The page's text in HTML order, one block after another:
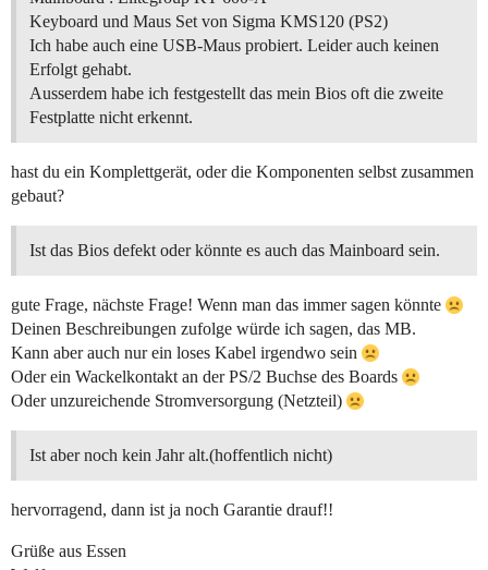
Keyboard und Maus Set von Sigma KMS120 (PS2)
Ich habe auch eine USB-Maus probiert. Leider auch keinen
Erfolgt gehabt.
Ausserdem habe ich festgestellt das mein Bios oft die zweite
Festplatte nicht erkennt.
hast du ein Komplettgerät, oder die Komponenten selbst zusammen
gebaut?
Ist das Bios defekt oder könnte es auch das Mainboard sein.
gute Frage, nächste Frage! Wenn man das immer sagen könnte
Deinen Beschreibungen zufolge würde ich sagen, das MB.
Kann aber auch nur ein loses Kabel irgendwo sein
Oder ein Wackelkontakt an der PS/2 Buchse des Boards
Oder unzureichende Stromversorgung (Netzteil)
Ist aber noch kein Jahr alt.(hoffentlich nicht)
hervorragend, dann ist ja noch Garantie drauf!!
Grüße aus Essen